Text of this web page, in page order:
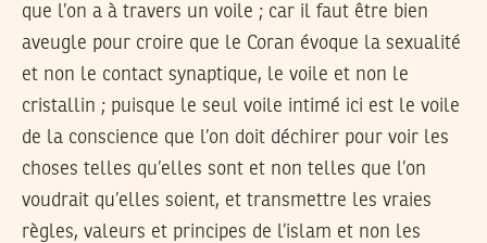
que l’on a à travers un voile ; car il faut être bien
aveugle pour croire que le Coran évoque la sexualité
et non le contact synaptique, le voile et non le
cristallin ; puisque le seul voile intimé ici est le voile
de la conscience que l’on doit déchirer pour voir les
choses telles qu’elles sont et non telles que l’on
voudrait qu’elles soient, et transmettre les vraies
règles, valeurs et principes de l’islam et non les